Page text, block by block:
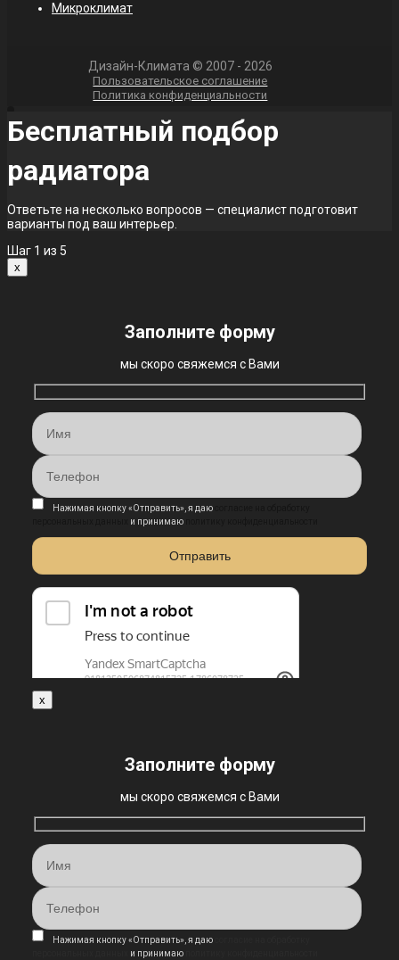
Микроклимат
Дизайн-Климата © 2007 - 2026
Пользовательское соглашение
Политика конфиденциальности
Бесплатный подбор
радиатора
Ответьте на несколько вопросов — специалист подготовит
варианты под ваш интерьер.
Шаг 1 из 5
x
Заполните форму
мы скоро свяжемся с Вами
Нажимая кнопку «Отправить», я даю
и принимаю
x
Заполните форму
мы скоро свяжемся с Вами
Нажимая кнопку «Отправить», я даю
и принимаю